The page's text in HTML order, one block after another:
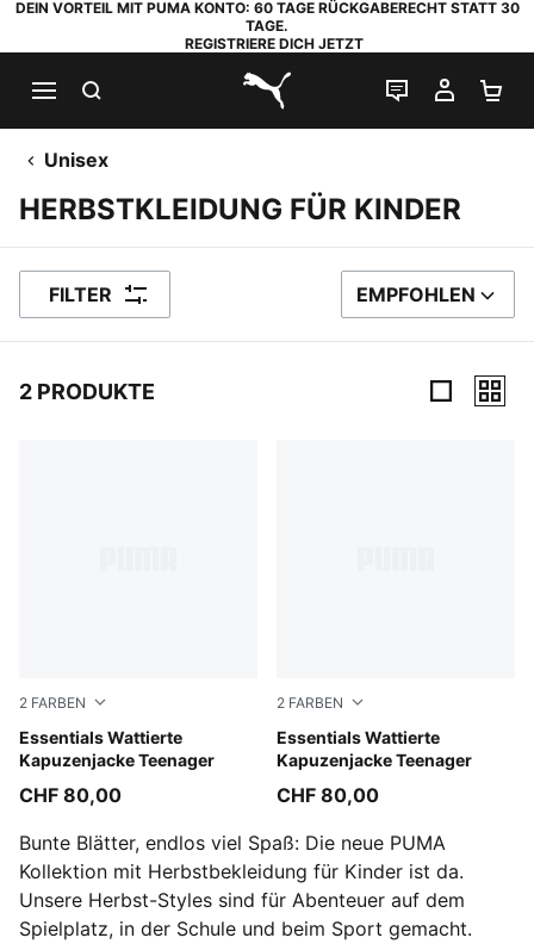
DEIN VORTEIL MIT PUMA KONTO: 60 TAGE RÜCKGABERECHT STATT 30
TAGE.
REGISTRIERE DICH JETZT
PUMA.com
LIVE-CHAT
MEIN
Unisex
HERBSTKLEIDUNG FÜR KINDER
FILTER SORTIEREN NACH
EMPFOHLEN
2 PRODUKTE
2 FARBEN
Essentials Wattierte
Kapuzenjacke Teenager
Misty Pink
CHF 80,00
2 FARBEN
Essentials Wattierte
Kapuzenjacke Teenager
New Navy
CHF 80,00
Bunte Blätter, endlos viel Spaß: Die neue PUMA
Kollektion mit Herbstbekleidung für Kinder ist da.
Unsere Herbst-Styles sind für Abenteuer auf dem
Spielplatz, in der Schule und beim Sport gemacht.